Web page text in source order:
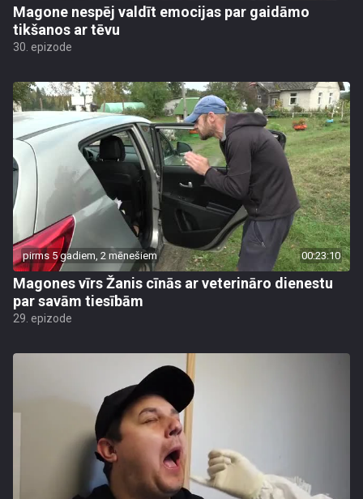
Magone nespēj valdīt emocijas par gaidāmo
tikšanos ar tēvu
30. epizode
pirms 5 gadiem, 2 mēnešiem 00:23:10
Magones vīrs Žanis cīnās ar veterināro dienestu
par savām tiesībām
29. epizode